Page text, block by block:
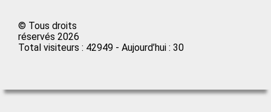
© Tous droits
réservés 2026
Total visiteurs : 42949 - Aujourd’hui : 30